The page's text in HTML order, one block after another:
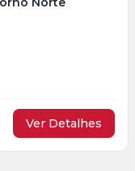
Ver Detalhes